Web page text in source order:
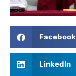
Facebook
LinkedIn